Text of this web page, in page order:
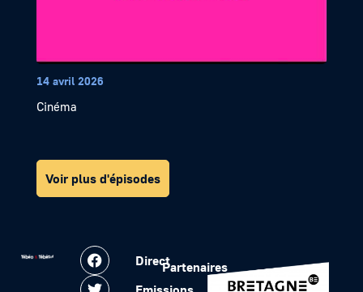
14 avril 2026
Cinéma
Voir plus d'épisodes
DirectPartenaires